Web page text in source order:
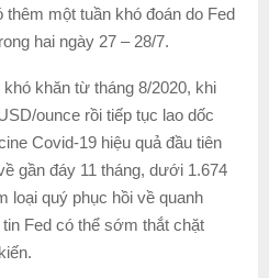
một tuần khó đoán do Fed
hai ngày 27 – 28/7.
khăn từ tháng 8/2020, khi
ounce rồi tiếp tục lao dốc
Covid-19 hiệu quả đầu tiên
gần đáy 11 tháng, dưới 1.674
loại quý phục hồi về quanh
Fed có thể sớm thắt chặt